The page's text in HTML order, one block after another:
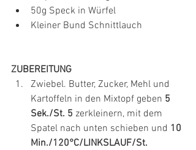
50g Speck in Würfel
Kleiner Bund Schnittlauch
ZUBEREITUNG
Zwiebel. Butter, Zucker, Mehl und
Kartoffeln in den Mixtopf geben 5
Sek./St. 5 zerkleinern, mit dem
Spatel nach unten schieben und 10
Min./120°C/LINKSLAUF/St.